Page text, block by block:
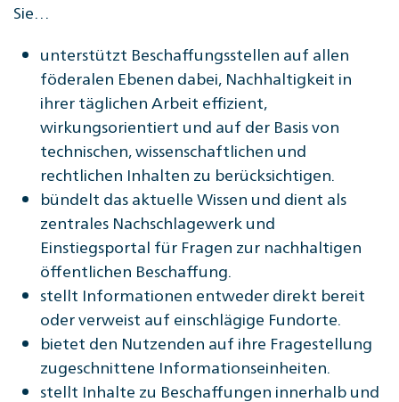
Sie…
unterstützt Beschaffungsstellen auf allen
föderalen Ebenen dabei, Nachhaltigkeit in
ihrer täglichen Arbeit effizient,
wirkungsorientiert und auf der Basis von
technischen, wissenschaftlichen und
rechtlichen Inhalten zu berücksichtigen.
bündelt das aktuelle Wissen und dient als
zentrales Nachschlagewerk und
Einstiegsportal für Fragen zur nachhaltigen
öffentlichen Beschaffung.
stellt Informationen entweder direkt bereit
oder verweist auf einschlägige Fundorte.
bietet den Nutzenden auf ihre Fragestellung
zugeschnittene Informationseinheiten.
stellt Inhalte zu Beschaffungen innerhalb und